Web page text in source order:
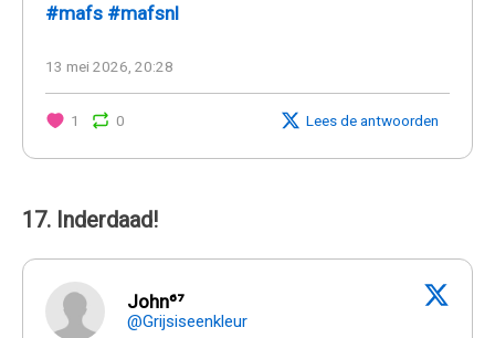
#mafs #mafsnl
13 mei 2026, 20:28
1 0 Lees de antwoorden
17. Inderdaad!
John⁶⁷
@Grijsiseenkleur